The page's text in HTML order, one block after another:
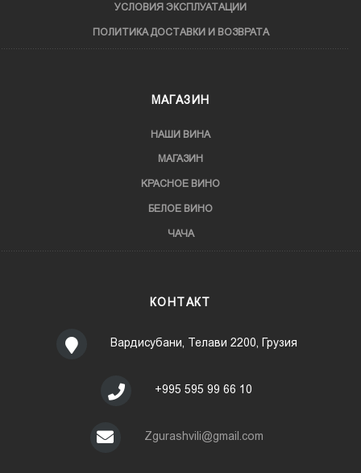
УСЛОВИЯ ЭКСПЛУАТАЦИИ
ПОЛИТИКА ДОСТАВКИ И ВОЗВРАТА
МАГАЗИН
НАШИ ВИНА
МАГАЗИН
KРАСНОЕ ВИНО
БЕЛОЕ ВИНО
ЧАЧА
КОНТАКТ
Вардисубани, Телави 2200, Грузия
+995 595 99 66 10
Zgurashvili@gmail.com